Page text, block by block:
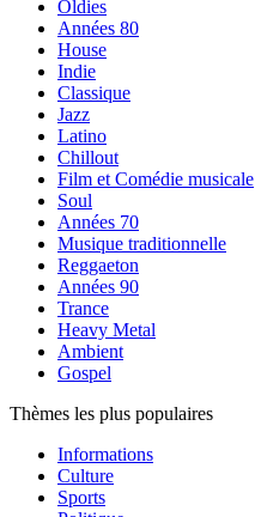
Oldies
Années 80
House
Indie
Classique
Jazz
Latino
Chillout
Film et Comédie musicale
Soul
Années 70
Musique traditionnelle
Reggaeton
Années 90
Trance
Heavy Metal
Ambient
Gospel
Thèmes les plus populaires
Informations
Culture
Sports